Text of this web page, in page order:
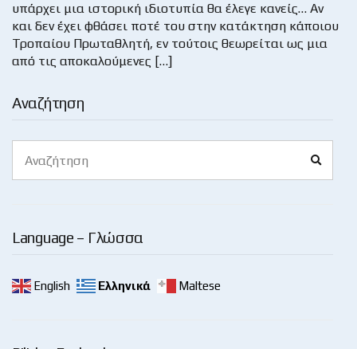
Αναζήτηση
for:
Language – Γλώσσα
English Ελληνικά Maltese
υπάρχει μια ιστορική ιδιοτυπία θα έλεγε κανείς… Αν
και δεν έχει φθάσει ποτέ του στην κατάκτηση κάποιου
Τροπαίου Πρωταθλητή, εν τούτοις θεωρείται ως μια
από τις αποκαλούμενες […]